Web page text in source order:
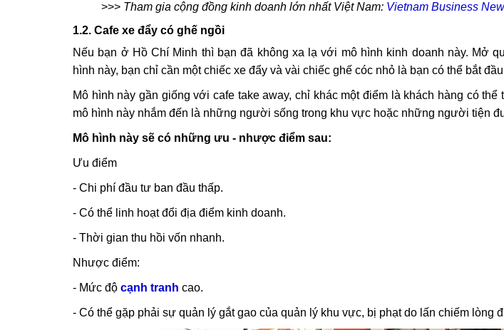
>>> Tham gia cộng đồng kinh doanh lớn nhất Việt Nam: Vietnam Business
1.2. Cafe xe đẩy có ghế ngồi
Nếu bạn ở Hồ Chí Minh thì bạn đã không xa lạ với mô hình kinh doanh này. Mở
hình này, bạn chỉ cần một chiếc xe đẩy và vài chiếc ghế cóc nhỏ là bạn có thể bắt
Mô hình này gần giống với cafe take away, chỉ khác một điểm là khách hàng có
mô hình này nhắm đến là những người sống trong khu vực hoặc những người tiện
Mô hình này sẽ có những ưu - nhược điểm sau:
Ưu điểm
- Chi phí đầu tư ban đầu thấp.
- Có thể linh hoạt đổi địa điểm kinh doanh.
- Thời gian thu hồi vốn nhanh.
Nhược điểm:
- Mức độ cạnh tranh cao.
- Có thể gặp phải sự quản lý gắt gao của quản lý khu vực, bị phạt do lấn chiếm lòng